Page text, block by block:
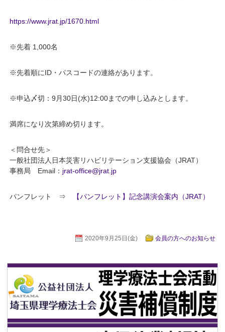
https://www.jrat.jp/1670.html
※先着 1,000名
※先着順にID・パスコードの連絡があります。
※申込〆切：9月30日(水)12:00までの申し込みとします。
満席になり次第締め切ります。
＜問合せ先＞
一般社団法人日本災害リハビリテーション支援協会（JRAT）
事務局 Email： jrat-office@jrat.jp
パンフレット ⇒ 【パンフレット】記念講演会案内（JRAT）
2020年9月25日(金) 会員の方へのお知らせ